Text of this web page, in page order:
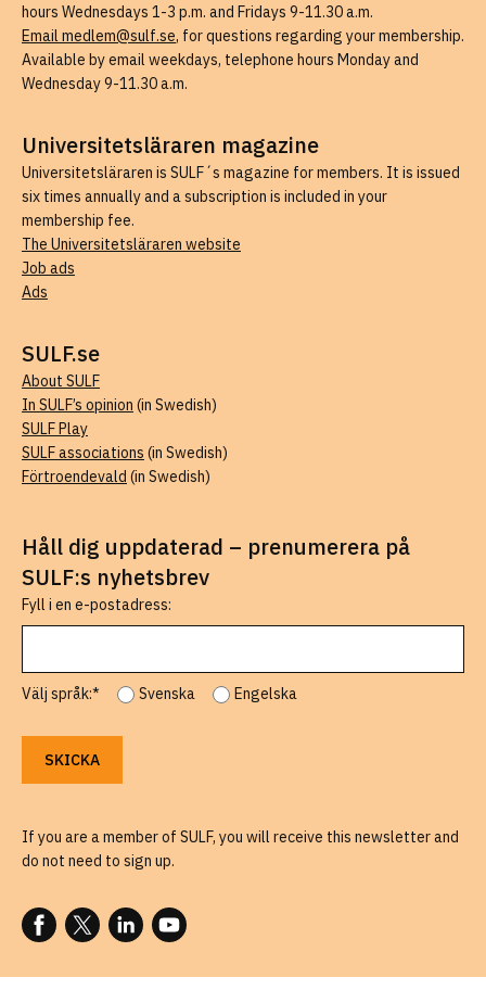
hours Wednesdays 1-3 p.m. and Fridays 9-11.30 a.m.
Email medlem@sulf.se, for questions regarding your membership.
Available by email weekdays, telephone hours Monday and
Wednesday 9-11.30 a.m.
Universitetsläraren magazine
Universitetsläraren is SULF´s magazine for members. It is issued
six times annually and a subscription is included in your
membership fee.
The Universitetsläraren website
Job ads
Ads
SULF.se
About SULF
In SULF’s opinion (in Swedish)
SULF Play
SULF associations (in Swedish)
Förtroendevald (in Swedish)
Håll dig uppdaterad – prenumerera på
SULF:s nyhetsbrev
Fyll i en e-postadress:
Välj språk:* Svenska Engelska
If you are a member of SULF, you will receive this newsletter and
do not need to sign up.
FOLLOW US ON FACEBOOK
FOLLOW US ON X
FOLLOW US ON LINKEDIN
FOLLOW US ON YOUTUBE